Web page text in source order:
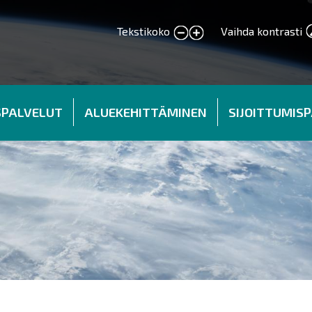
Tekstikoko
smaller text
larger text Vaihda kontrasti
ALUEKEHITTÄMINEN